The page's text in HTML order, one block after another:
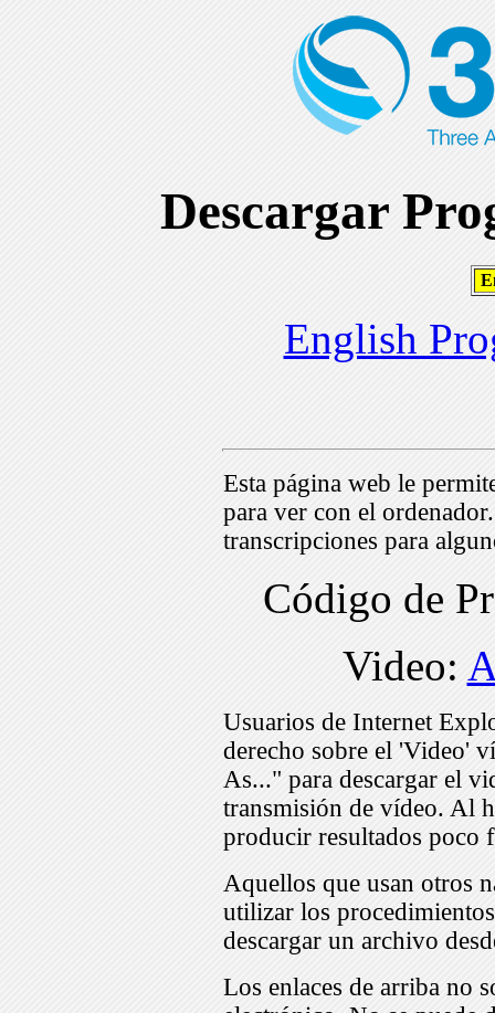
Descargar
English
Esta página web le
para ver con el
transcripciones para
Código de
Video:
Usuarios de Internet
derecho sobre el 'Video'
As..." para descargar el
transmisión de vídeo. Al
producir resultados poco
Aquellos que usan otros
utilizar los
descargar un archivo
Los enlaces de arriba no